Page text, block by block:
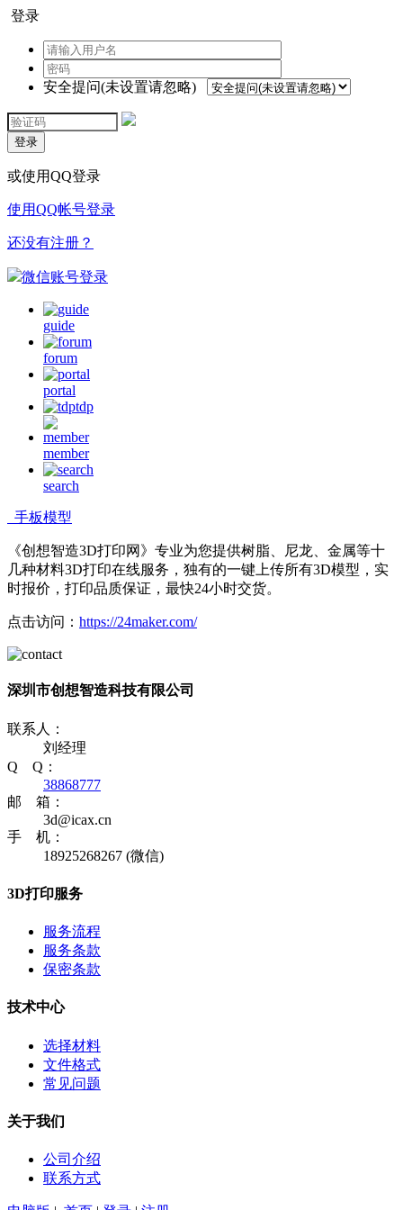
登录
安全提问(未设置请忽略)
登录
或使用QQ登录
使用QQ帐号登录
还没有注册？
微信账号登录
guide
forum
portal
tdp
member
search
手板模型
《创想智造3D打印网》专业为您提供树脂、尼龙、金属等十
几种材料3D打印在线服务，独有的一键上传所有3D模型，实
时报价，打印品质保证，最快24小时交货。
点击访问： https://24maker.com/
深圳市创想智造科技有限公司
联系人：
刘经理
Q Q：
38868777
邮 箱：
3d@icax.cn
手 机：
18925268267 (微信)
3D打印服务
服务流程
服务条款
保密条款
技术中心
选择材料
文件格式
常见问题
关于我们
公司介绍
联系方式